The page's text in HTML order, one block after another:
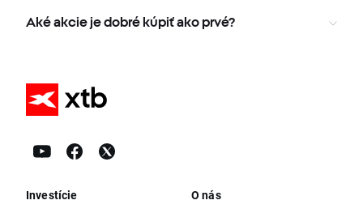
Aké akcie je dobré kúpiť ako prvé?
Investície O nás